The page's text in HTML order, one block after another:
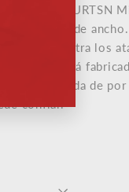
n.º 195EURTSN
de 20 mm de
protege contra los
largo y está
limitada de
confiar.